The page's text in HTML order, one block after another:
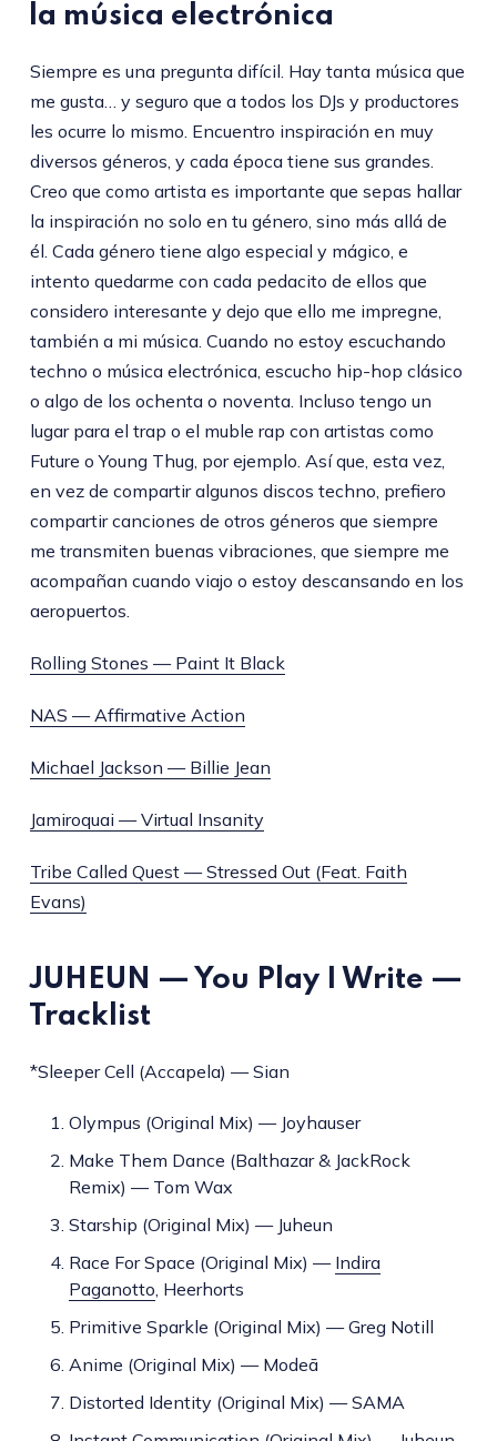
la música electrónica
Siempre es una pregunta difícil. Hay tanta música que
me gusta… y seguro que a todos los DJs y productores
les ocurre lo mismo. Encuentro inspiración en muy
diversos géneros, y cada época tiene sus grandes.
Creo que como artista es importante que sepas hallar
la inspiración no solo en tu género, sino más allá de
él. Cada género tiene algo especial y mágico, e
intento quedarme con cada pedacito de ellos que
considero interesante y dejo que ello me impregne,
también a mi música. Cuando no estoy escuchando
techno o música electrónica, escucho hip-hop clásico
o algo de los ochenta o noventa. Incluso tengo un
lugar para el trap o el muble rap con artistas como
Future o Young Thug, por ejemplo. Así que, esta vez,
en vez de compartir algunos discos techno, prefiero
compartir canciones de otros géneros que siempre
me transmiten buenas vibraciones, que siempre me
acompañan cuando viajo o estoy descansando en los
aeropuertos.
Rolling Stones — Paint It Black
NAS — Affirmative Action
Michael Jackson — Billie Jean
Jamiroquai — Virtual Insanity
Tribe Called Quest — Stressed Out (Feat. Faith
Evans)
JUHEUN — You Play I Write —
Tracklist
*Sleeper Cell (Accapela) — Sian
Olympus (Original Mix) — Joyhauser
Make Them Dance (Balthazar & JackRock
Remix) — Tom Wax
Starship (Original Mix) — Juheun
Race For Space (Original Mix) — Indira
Paganotto, Heerhorts
Primitive Sparkle (Original Mix) — Greg Notill
Anime (Original Mix) — Modeā
Distorted Identity (Original Mix) — SAMA